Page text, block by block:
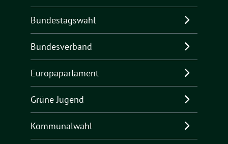
Bundestagswahl
Bundesverband
Europaparlament
Grüne Jugend
Kommunalwahl